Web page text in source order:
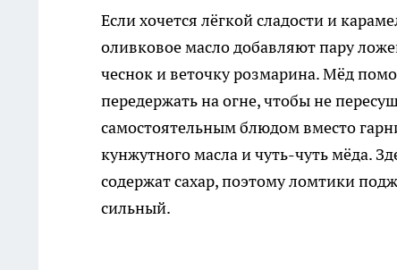
Если хочется лёгкой сладости и
оливковое масло добавляют пару
чеснок и веточку розмарина. Мёд
передержать на огне, чтобы не
самостоятельным блюдом вместо
кунжутного масла и чуть-чуть мёда.
содержат сахар, поэтому ломтики
сильный.